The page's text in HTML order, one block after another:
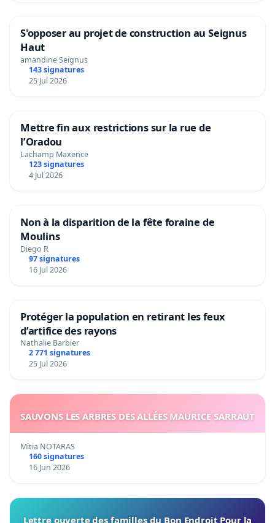
S'opposer au projet de construction au Seignus
Haut
amandine Seignus
143 signatures
25 Jul 2026
Mettre fin aux restrictions sur la rue de
l’Oradou
Lachamp Maxence
123 signatures
4 Jul 2026
Non à la disparition de la fête foraine de
Moulins
Diego R
97 signatures
16 Jul 2026
Protéger la population en retirant les feux
d’artifice des rayons
Nathalie Barbier
2 771 signatures
25 Jul 2026
SAUVONS LES ARBRES DES ALLÉES MAURICE SARRAUT
Mitia NOTARAS
160 signatures
16 Jun 2026
Lettre ouverte des familles du Bon Endroit Pour la